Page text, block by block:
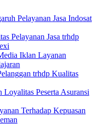
Pelayanan Jasa Indosat
Pelayanan Jasa trhdp
Iklan Layanan
trhdp Kualitas
Loyalitas Peserta Asuransi
Terhadap Kepuasan